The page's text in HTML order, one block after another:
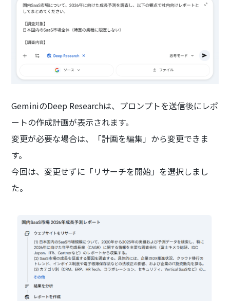
GeminiのDeep Researchは、プロンプトを送信後にレポ
ートの作成計画が表示されます。
変更が必要な場合は、「計画を編集」から変更できま
す。
今回は、変更せずに「リサーチを開始」を選択しまし
た。